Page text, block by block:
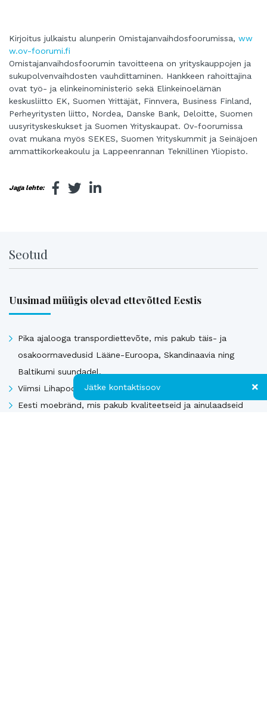
Kirjoitus julkaistu alunperin Omistajanvaihdosfoorumissa, ww
w.ov-foorumi.fi
Omistajanvaihdosfoorumin tavoitteena on yrityskauppojen ja
sukupolvenvaihdosten vauhdittaminen. Hankkeen rahoittajina
ovat työ- ja elinkeinoministeriö sekä Elinkeinoelämän
keskusliitto EK, Suomen Yrittäjät, Finnvera, Business Finland,
Perheyritysten liitto, Nordea, Danske Bank, Deloitte, Suomen
uusyrityskeskukset ja Suomen Yrityskaupat. Ov-foorumissa
ovat mukana myös SEKES, Suomen Yrityskummit ja Seinäjoen
ammattikorkeakoulu ja Lappeenrannan Teknillinen Yliopisto.
Jaga lehte:
Seotud
Uusimad müügis olevad ettevõtted Eestis
Pika ajalooga transpordiettevõte, mis pakub täis- ja
osakoormavedusid Lääne-Euroopa, Skandinaavia ning
Baltikumi suundadel.
Viimsi Lihapood – 35 aastat turul olnud kohalik toidupood
Eesti moebränd, mis pakub kvaliteetseid ja ainulaadseid
Jätke kontaktisoov